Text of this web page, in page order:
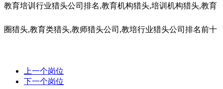
教育培训行业猎头公司排名,教育机构猎头,培训机构猎头,教育
圈猎头,教育类猎头,教师猎头公司,教培行业猎头公司排名前十
上一个岗位
下一个岗位